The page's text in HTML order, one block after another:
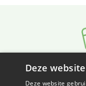
Deze
Deze website